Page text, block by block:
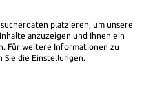
und feuchter Umgebung
platzieren, um unsere
anzuzeigen und Ihnen ein
Für weitere Informationen zu
die Einstellungen.